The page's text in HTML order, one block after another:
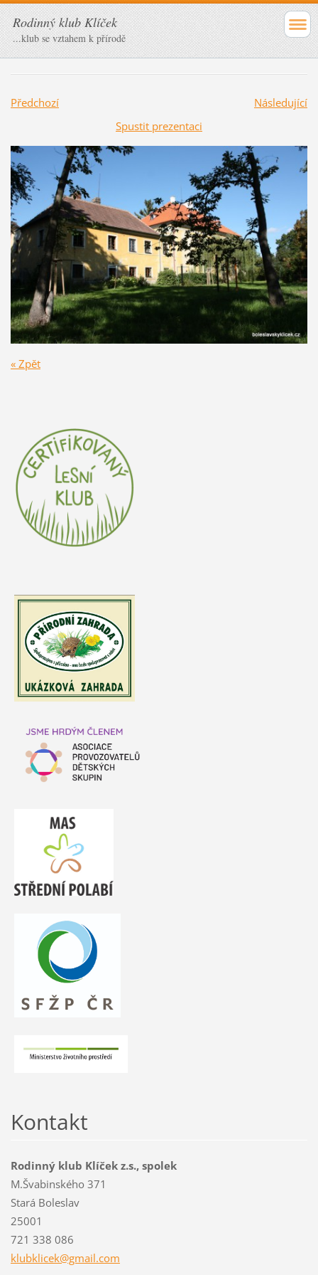
Rodinný klub Klíček
...klub se vztahem k přírodě
Předchozí
Následující
Spustit prezentaci
« Zpět
Kontakt
Rodinný klub Klíček z.s., spolek
M.Švabinského 371
Stará Boleslav
25001
721 338 086
klubklicek@gmail.com